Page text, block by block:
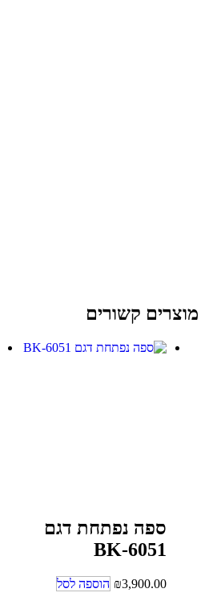
מוצרים קשורים
ספה נפתחת דגם
BK-6051
₪3,900.00 הוספה לסל